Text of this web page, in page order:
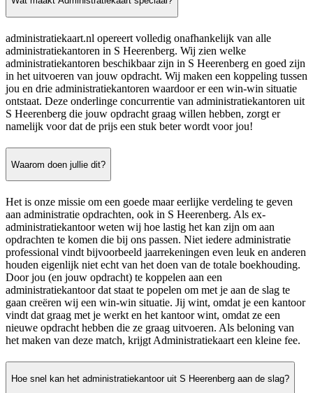
administratiekaart.nl opereert volledig onafhankelijk van alle
administratiekantoren in S Heerenberg. Wij zien welke
administratiekantoren beschikbaar zijn in S Heerenberg en goed zijn
in het uitvoeren van jouw opdracht. Wij maken een koppeling tussen
jou en drie administratiekantoren waardoor er een win-win situatie
ontstaat. Deze onderlinge concurrentie van administratiekantoren uit
S Heerenberg die jouw opdracht graag willen hebben, zorgt er
namelijk voor dat de prijs een stuk beter wordt voor jou!
Waarom doen jullie dit?
Het is onze missie om een goede maar eerlijke verdeling te geven
aan administratie opdrachten, ook in S Heerenberg. Als ex-
administratiekantoor weten wij hoe lastig het kan zijn om aan
opdrachten te komen die bij ons passen. Niet iedere administratie
professional vindt bijvoorbeeld jaarrekeningen even leuk en anderen
houden eigenlijk niet echt van het doen van de totale boekhouding.
Door jou (en jouw opdracht) te koppelen aan een
administratiekantoor dat staat te popelen om met je aan de slag te
gaan creëren wij een win-win situatie. Jij wint, omdat je een kantoor
vindt dat graag met je werkt en het kantoor wint, omdat ze een
nieuwe opdracht hebben die ze graag uitvoeren. Als beloning van
het maken van deze match, krijgt Administratiekaart een kleine fee.
Hoe snel kan het administratiekantoor uit S Heerenberg aan de slag?